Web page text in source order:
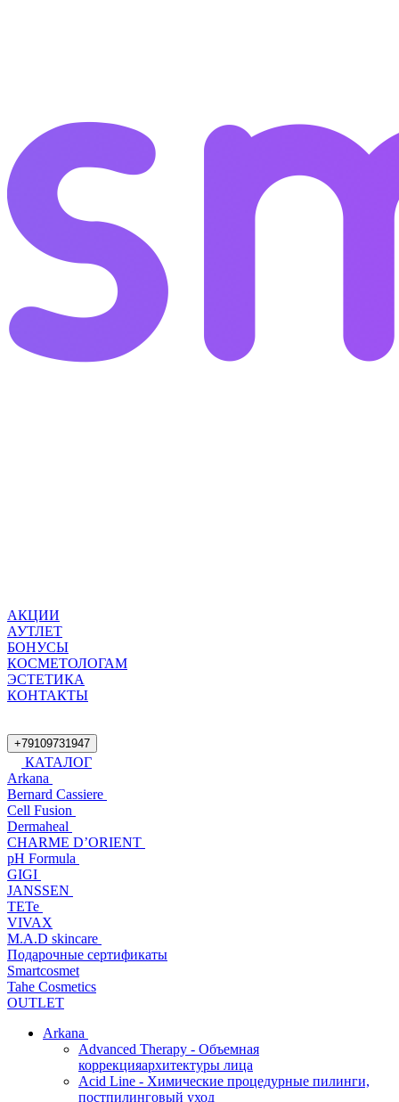
АКЦИИ
АУТЛЕТ
БОНУСЫ
КОСМЕТОЛОГАМ
ЭСТЕТИКА
КОНТАКТЫ
+79109731947
КАТАЛОГ
Arkana
Bernard Cassiere
Cell Fusion
Dermaheal
CHARME D’ORIENT
pH Formula
GIGI
JANSSEN
TETe
VIVAX
M.A.D skincare
Подарочные сертификаты
Smartcosmet
Tahe Cosmetics
OUTLET
Arkana
Advanced Therapy - Объемная
коррекцияархитектуры лица
Acid Line - Химические процедурные пилинги,
постпилинговый уход